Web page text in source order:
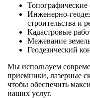
Топографические
Инженерно-
строительства и
Кадастровые
Межевание
Геодезический
Мы используем
приемники, лазерные
чтобы обеспечить
наших услуг.